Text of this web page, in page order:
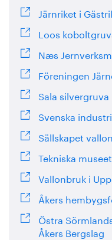
Järnriket i
Loos
Næs
Föreningen
Sala silvergruva
Svenska
Sällskapet
Tekniska museet
Vallonbruk i
Åkers
Östra
Åkers Bergslag